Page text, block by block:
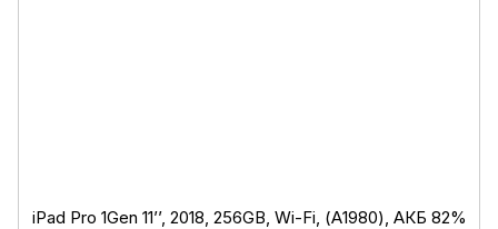
iPad Pro 1Gen 11’’, 2018, 256GB, Wi-Fi, (А1980), АКБ 82%